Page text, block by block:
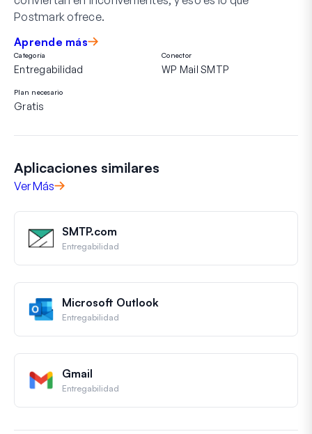
Postmark ofrece.
Aprende más
Categoría
Entregabilidad
Conector
WP Mail SMTP
Plan necesario
Gratis
Aplicaciones similares
Ver Más
SMTP.com
Entregabilidad
Microsoft Outlook
Entregabilidad
Gmail
Entregabilidad